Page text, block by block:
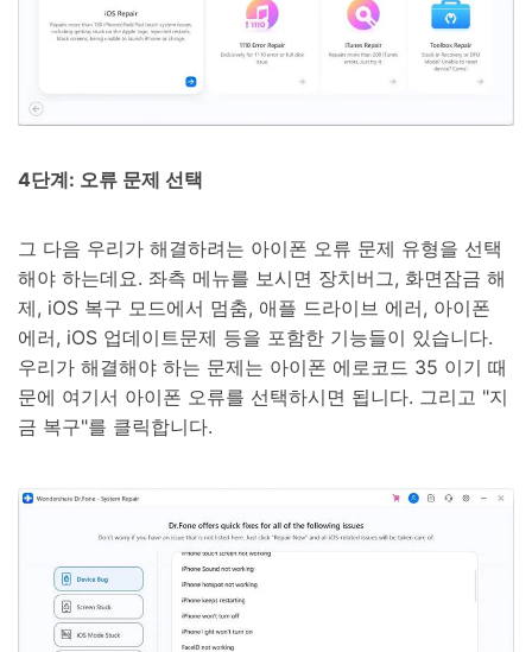
4단계: 오류 문제 선택
그 다음 우리가 해결하려는 아이폰 오류 문제 유형을 선택
해야 하는데요. 좌측 메뉴를 보시면 장치버그, 화면잠금 해
제, iOS 복구 모드에서 멈춤, 애플 드라이브 에러, 아이폰
에러, iOS 업데이트문제 등을 포함한 기능들이 있습니다.
우리가 해결해야 하는 문제는 아이폰 에로코드 35 이기 때
문에 여기서 아이폰 오류를 선택하시면 됩니다. 그리고 "지
금 복구"를 클릭합니다.